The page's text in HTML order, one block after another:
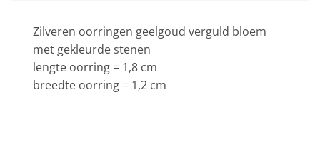
Zilveren oorringen geelgoud verguld bloem
met gekleurde stenen
lengte oorring = 1,8 cm
breedte oorring = 1,2 cm